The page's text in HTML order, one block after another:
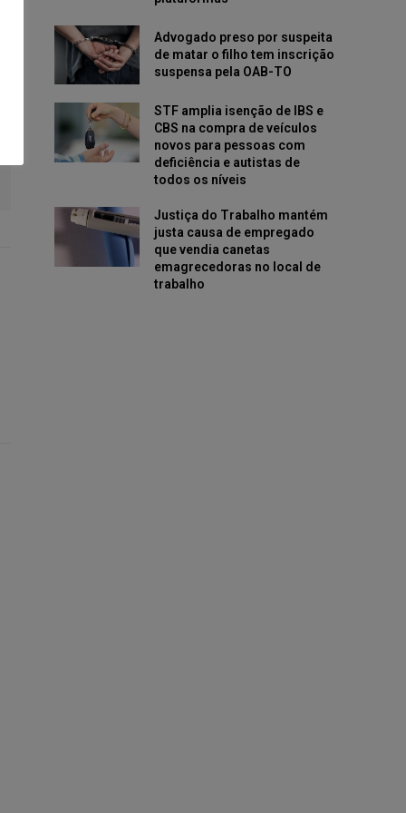
Advogado preso por suspeita
de matar o filho tem inscrição
suspensa pela OAB-TO
STF amplia isenção de IBS e
CBS na compra de veículos
novos para pessoas com
deficiência e autistas de
todos os níveis
Justiça do Trabalho mantém
justa causa de empregado
que vendia canetas
emagrecedoras no local de
trabalho